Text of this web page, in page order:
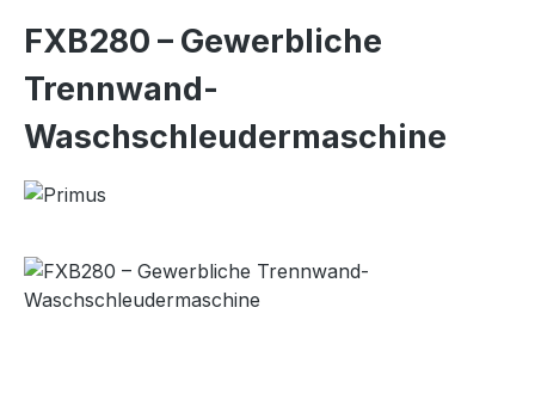
FXB280 – Gewerbliche
Trennwand-
Waschschleudermaschine
Bildergalerie überspringen